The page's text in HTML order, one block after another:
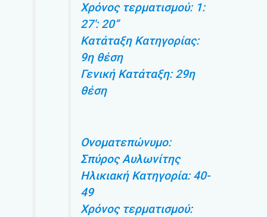
Χρόνος τερματισμού: 1:
27′: 20”
Κατάταξη Κατηγορίας:
9η θέση
Γενική Κατάταξη: 29η
θέση
Ονοματεπώνυμο:
Σπύρος Αυλωνίτης
Ηλικιακή Κατηγορία: 40-
49
Χρόνος τερματισμού: